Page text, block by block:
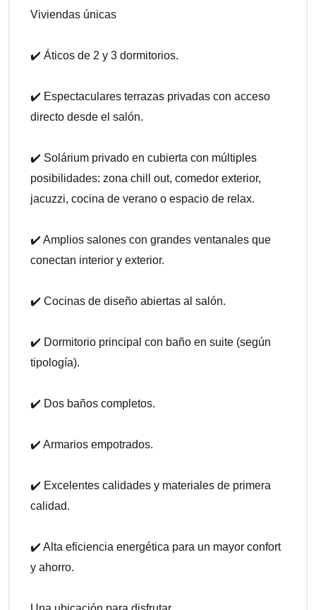
Viviendas únicas
✔️ Áticos de 2 y 3 dormitorios.
✔️ Espectaculares terrazas privadas con acceso
directo desde el salón.
✔️ Solárium privado en cubierta con múltiples
posibilidades: zona chill out, comedor exterior,
jacuzzi, cocina de verano o espacio de relax.
✔️ Amplios salones con grandes ventanales que
conectan interior y exterior.
✔️ Cocinas de diseño abiertas al salón.
✔️ Dormitorio principal con baño en suite (según
tipología).
✔️ Dos baños completos.
✔️ Armarios empotrados.
✔️ Excelentes calidades y materiales de primera
calidad.
✔️ Alta eficiencia energética para un mayor confort
y ahorro.